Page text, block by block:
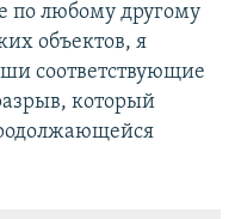
по любому другому
объектов, я
соответствующие
который